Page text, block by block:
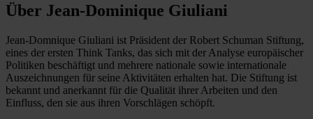
Über Jean-Dominique Giuliani
Jean-Domnique Giuliani ist Präsident der Robert Schuman Stiftung,
eines der ersten Think Tanks, das sich mit der Analyse europäischer
Politiken beschäftigt und mehrere nationale sowie internationale
Auszeichnungen für seine Aktivitäten erhalten hat. Die Stiftung ist
bekannt und anerkannt für die Qualität ihrer Arbeiten und den
Einfluss, den sie aus ihren Vorschlägen schöpft.